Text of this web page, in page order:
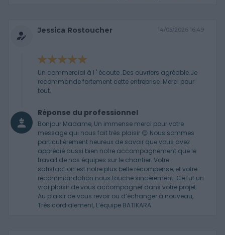
Jessica Rostoucher 14/05/2026 16:49
Un commercial à l ' écoute .Des ouvriers agréable.Je
recommande fortement cette entreprise .Merci pour
tout.
Réponse du professionnel
Bonjour Madame, Un immense merci pour votre
message qui nous fait très plaisir 😊 Nous sommes
particulièrement heureux de savoir que vous avez
apprécié aussi bien notre accompagnement que le
travail de nos équipes sur le chantier. Votre
satisfaction est notre plus belle récompense, et votre
recommandation nous touche sincèrement. Ce fut un
vrai plaisir de vous accompagner dans votre projet.
Au plaisir de vous revoir ou d’échanger à nouveau,
Très cordialement, L’équipe BATIKARA